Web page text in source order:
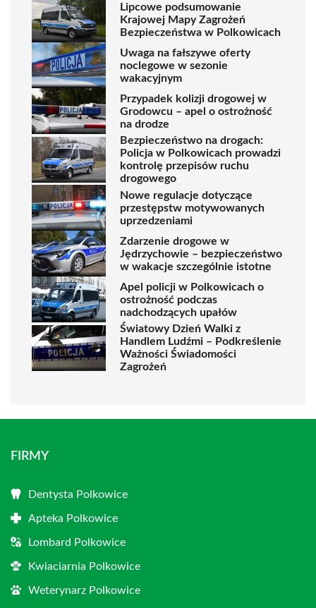
Lipcowe podsumowanie
Krajowej Mapy Zagrożeń
Bezpieczeństwa w Polkowicach
Uwaga na fałszywe oferty
noclegowe w sezonie
wakacyjnym
Przypadek kolizji drogowej w
Grodowcu – apel o ostrożność
na drodze
Bezpieczeństwo na drogach:
Policja w Polkowicach prowadzi
kontrolę przepisów ruchu
drogowego
Nowe regulacje dotyczące
przestępstw motywowanych
uprzedzeniami
Zdarzenie drogowe w
Jędrzychowie – bezpieczeństwo
w wakacje szczególnie istotne
Apel policji w Polkowicach o
ostrożność podczas
nadchodzących upałów
Światowy Dzień Walki z
Handlem Ludźmi – Podkreślenie
Ważności Świadomości
Zagrożeń
FIRMY
Dentysta Polkowice
Apteka Polkowice
Lombard Polkowice
Kwiaciarnia Polkowice
Weterynarz Polkowice